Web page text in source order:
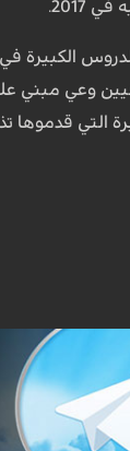
الكبيرة
وعي
التي